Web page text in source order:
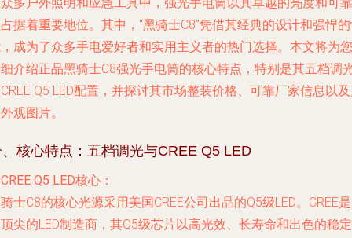
据着重要地位。其中，“黑骑士C8”凭借其经典的设计和强悍
成为了众多手电爱好者和实用主义者的热门选择。本文将为您
介绍正品黑骑士C8强光手电筒的核心特点，特别是其五档调
Q5 LED配置，并探讨其市场整装价格、可靠厂家信息以
观图片。
核心特点：五档调光与CREE Q5 LED
CREE Q5 LED核心 ：
士C8的核心光源采用美国CREE公司出品的Q5级LED。CREE
尖的LED制造商，其Q5级芯片以高光效、长寿命和出色的稳定